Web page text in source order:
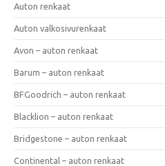
Auton renkaat
Auton valkosivurenkaat
Avon – auton renkaat
Barum – auton renkaat
BFGoodrich – auton renkaat
Blacklion – auton renkaat
Bridgestone – auton renkaat
Continental – auton renkaat